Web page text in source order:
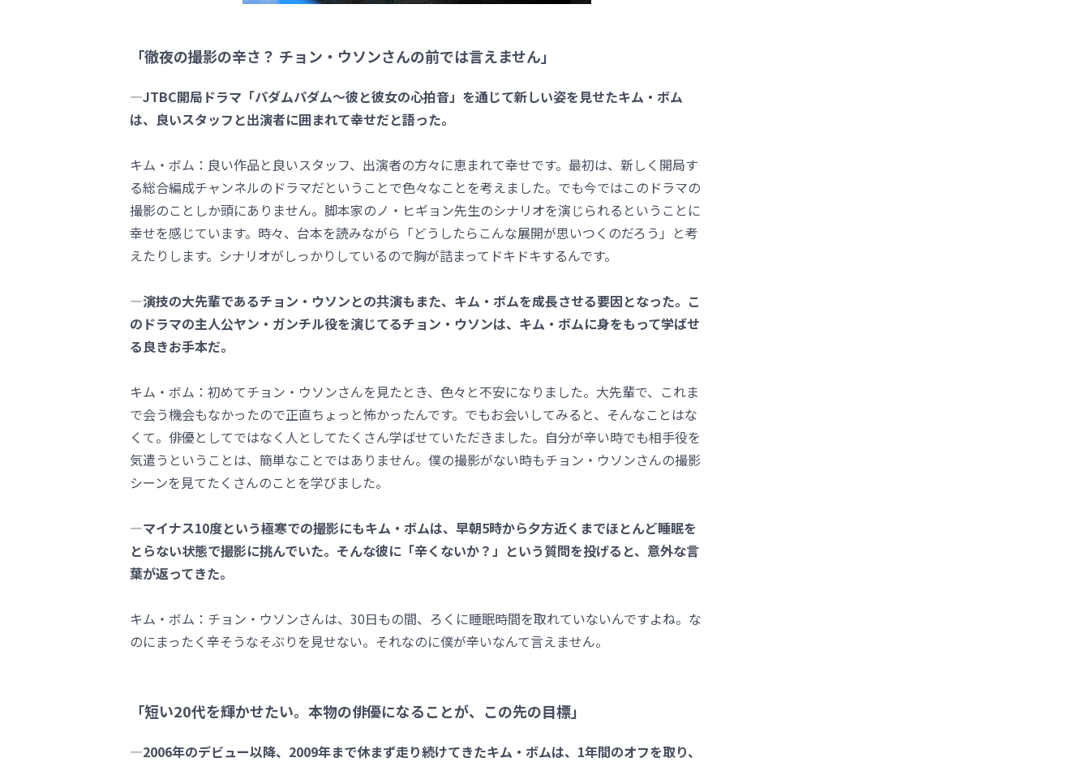
「徹夜の撮影の辛さ？ チョン・ウソンさんの前では言えません」
―JTBC開局ドラマ「パダムパダム～彼と彼女の心拍音」を通じて新しい姿を見せたキム・ボム
は、良いスタッフと出演者に囲まれて幸せだと語った。
キム・ボム：良い作品と良いスタッフ、出演者の方々に恵まれて幸せです。最初は、新しく開局す
る総合編成チャンネルのドラマだということで色々なことを考えました。でも今ではこのドラマの
撮影のことしか頭にありません。脚本家のノ・ヒギョン先生のシナリオを演じられるということに
幸せを感じています。時々、台本を読みながら「どうしたらこんな展開が思いつくのだろう」と考
えたりします。シナリオがしっかりしているので胸が詰まってドキドキするんです。
―演技の大先輩であるチョン・ウソンとの共演もまた、キム・ボムを成長させる要因となった。こ
のドラマの主人公ヤン・ガンチル役を演じてるチョン・ウソンは、キム・ボムに身をもって学ばせ
る良きお手本だ。
キム・ボム：初めてチョン・ウソンさんを見たとき、色々と不安になりました。大先輩で、これま
で会う機会もなかったので正直ちょっと怖かったんです。でもお会いしてみると、そんなことはな
くて。俳優としてではなく人としてたくさん学ばせていただきました。自分が辛い時でも相手役を
気遣うということは、簡単なことではありません。僕の撮影がない時もチョン・ウソンさんの撮影
シーンを見てたくさんのことを学びました。
―マイナス10度という極寒での撮影にもキム・ボムは、早朝5時から夕方近くまでほとんど睡眠を
とらない状態で撮影に挑んでいた。そんな彼に「辛くないか？」という質問を投げると、意外な言
葉が返ってきた。
キム・ボム：チョン・ウソンさんは、30日もの間、ろくに睡眠時間を取れていないんですよね。な
のにまったく辛そうなそぶりを見せない。それなのに僕が辛いなんて言えません。
「短い20代を輝かせたい。本物の俳優になることが、この先の目標」
―2006年のデビュー以降、2009年まで休まず走り続けてきたキム・ボムは、1年間のオフを取り、